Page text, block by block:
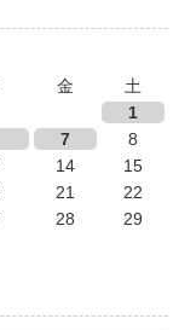
金
土
1
7
8
14
15
21
22
28
29